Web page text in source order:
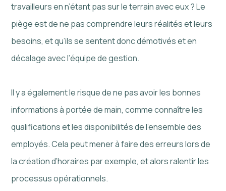
travailleurs en n’étant pas sur le terrain avec eux ? Le
piège est de ne pas comprendre leurs réalités et leurs
besoins, et qu’ils se sentent donc démotivés et en
décalage avec l’équipe de gestion.
Il y a également le risque de ne pas avoir les bonnes
informations à portée de main, comme connaître les
qualifications et les disponibilités de l’ensemble des
employés. Cela peut mener à faire des erreurs lors de
la création d’horaires par exemple, et alors ralentir les
processus opérationnels.